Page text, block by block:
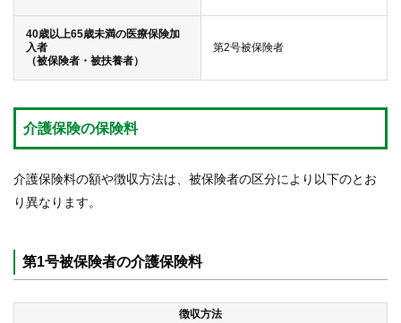
申請
書一
覧
ある
質問
組合案内
40歳以上65歳未満の医療保険加
入者
（被保険者・被扶養者）
第2号被保険者
介護保険の保険料
介護保険料の額や徴収方法は、被保険者の区分により以下のとお
り異なります。
第1号被保険者の介護保険料
徴収方法